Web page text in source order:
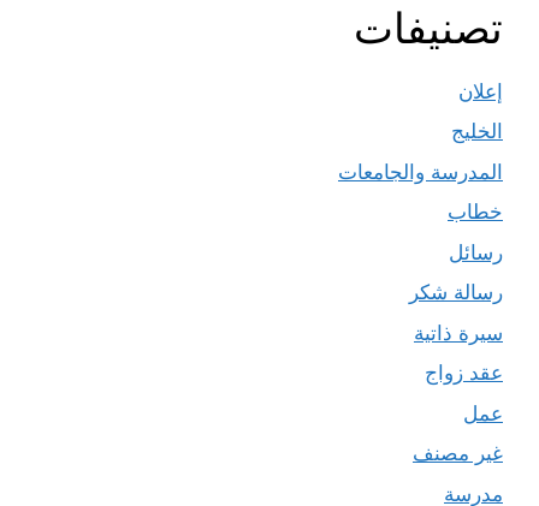
تصنيفات
إعلان
الخليج
المدرسة والجامعات
خطاب
رسائل
رسالة شكر
سيرة ذاتية
عقد زواج
عمل
غير مصنف
مدرسة